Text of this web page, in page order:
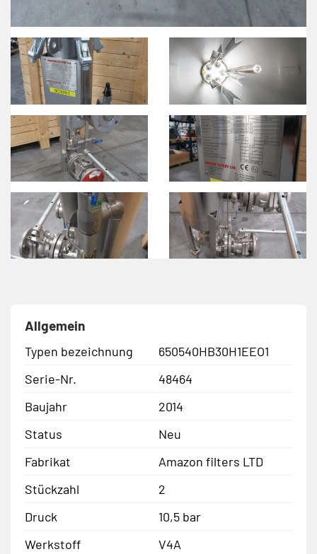
Allgemein
Typen bezeichnung
650540HB30H1EEO1
Serie-Nr.
48464
Baujahr
2014
Status
Neu
Fabrikat
Amazon filters LTD
Stückzahl
2
Druck
10,5 bar
Werkstoff
V4A